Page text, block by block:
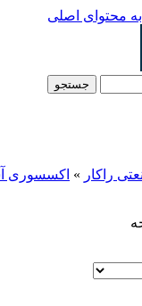
محتوای اصلی
جستجو
راکار » اکسسوری